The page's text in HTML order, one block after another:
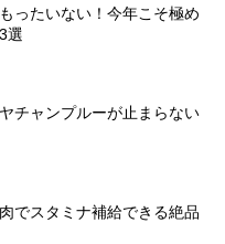
ったいない！今年こそ極め
選
チャンプルーが止まらない
でスタミナ補給できる絶品